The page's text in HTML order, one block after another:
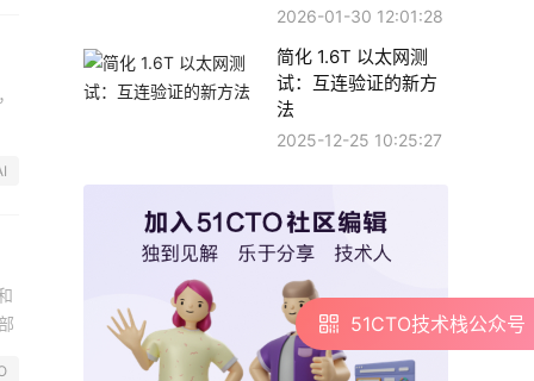
2026-01-30 12:01:28
简化 1.6T 以太网测
试：互连验证的新方
法
2025-12-25 10:25:27
51CTO技术栈公众号